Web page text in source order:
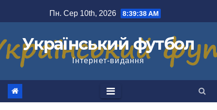
до
Пн. Сер 10th, 2026 8:39:39 AM
Український футбол
Інтернет-видання